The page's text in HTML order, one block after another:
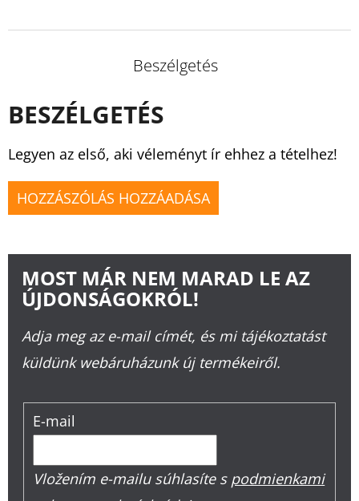
Beszélgetés
BESZÉLGETÉS
Legyen az első, aki véleményt ír ehhez a tételhez!
HOZZÁSZÓLÁS HOZZÁADÁSA
MOST MÁR NEM MARAD LE AZ
ÚJDONSÁGOKRÓL!
Adja meg az e-mail címét, és mi tájékoztatást
küldünk webáruházunk új termékeiről.
E-mail
Vložením e-mailu súhlasíte s podmienkami